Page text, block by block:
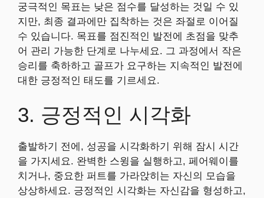
궁극적인 목표는 낮은 점수를 달성하는 것일 수 있
지만, 최종 결과에만 집착하는 것은 좌절로 이어질
수 있습니다. 목표를 점진적인 발전에 초점을 맞추
어 관리 가능한 단계로 나누세요. 그 과정에서 작은
승리를 축하하고 골프가 요구하는 지속적인 발전에
대한 긍정적인 태도를 기르세요.
3. 긍정적인 시각화
출발하기 전에, 성공을 시각화하기 위해 잠시 시간
을 가지세요. 완벽한 스윙을 실행하고, 페어웨이를
치거나, 중요한 퍼트를 가라앉히는 자신의 모습을
상상하세요. 긍정적인 시각화는 자신감을 형성하고,